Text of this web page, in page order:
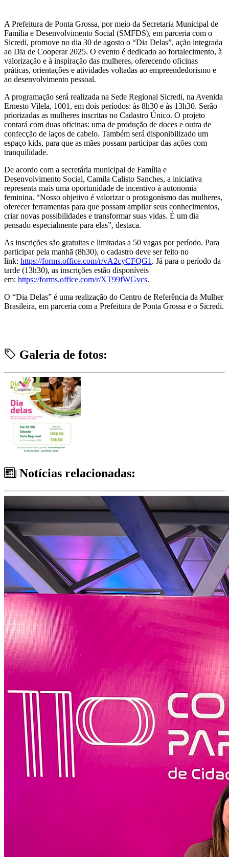
A Prefeitura de Ponta Grossa, por meio da Secretaria Municipal de
Família e Desenvolvimento Social (SMFDS), em parceria com o
Sicredi, promove no dia 30 de agosto o “Dia Delas”, ação integrada
ao Dia de Cooperar 2025. O evento é dedicado ao fortalecimento, à
valorização e à inspiração das mulheres, oferecendo oficinas
práticas, orientações e atividades voltadas ao empreendedorismo e
ao desenvolvimento pessoal.
A programação será realizada na Sede Regional Sicredi, na Avenida
Ernesto Vilela, 1001, em dois períodos: às 8h30 e às 13h30. Serão
priorizadas as mulheres inscritas no Cadastro Único. O projeto
contará com duas oficinas: uma de produção de doces e outra de
confecção de laços de cabelo. Também será disponibilizado um
espaço kids, para que as mães possam participar das ações com
tranquilidade.
De acordo com a secretária municipal de Família e
Desenvolvimento Social, Camila Calisto Sanches, a iniciativa
representa mais uma oportunidade de incentivo à autonomia
feminina. “Nosso objetivo é valorizar o protagonismo das mulheres,
oferecer ferramentas para que possam ampliar seus conhecimentos,
criar novas possibilidades e transformar suas vidas. É um dia
pensado especialmente para elas”, destaca.
As inscrições são gratuitas e limitadas a 50 vagas por período. Para
participar pela manhã (8h30), o cadastro deve ser feito no
link: https://forms.office.com/r/vA2cyCFQG1 . Já para o período da
tarde (13h30), as inscrições estão disponíveis
em: https://forms.office.com/r/XT99fWGvcs.
O “Dia Delas” é uma realização do Centro de Referência da Mulher
Brasileira, em parceria com a Prefeitura de Ponta Grossa e o Sicredi.
Galeria de fotos:
Notícias relacionadas: